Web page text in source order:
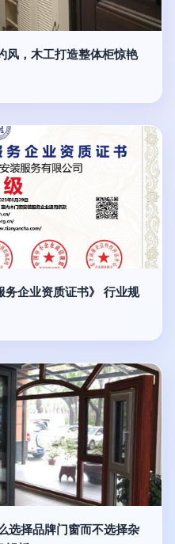
风，木工打造整体柜惊艳
企业资质证书》 行业规
选择品牌门窗而不选择杂